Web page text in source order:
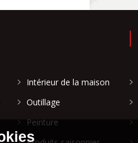
Intérieur de la maison
Outillage
Peinture